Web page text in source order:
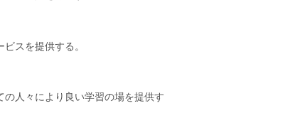
スを提供する。
人々により良い学習の場を提供す